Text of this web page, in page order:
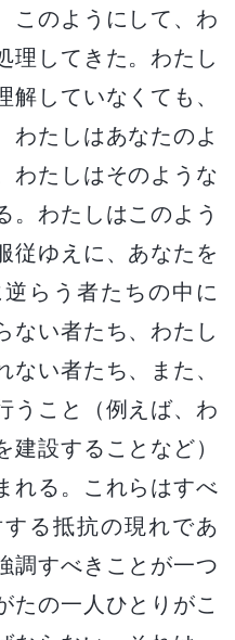
このようにして、わ
理してきた。わたし
していなくても、
わたしはあなたのよ
わたしはそのような
。わたしはこのよう
従ゆえに、あなたを
らう者たちの中に
ない者たち、わたし
い者たち、また、
うこと（例えば、わ
設することなど）
れる。これらはすべ
る抵抗の現れであ
調すべきことが一つ
たの一人ひとりがこ